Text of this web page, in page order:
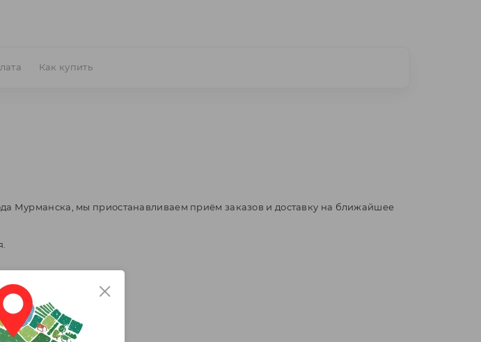
Как купить
Мурманска, мы приостанавливаем приём заказов и доставку на ближайшее